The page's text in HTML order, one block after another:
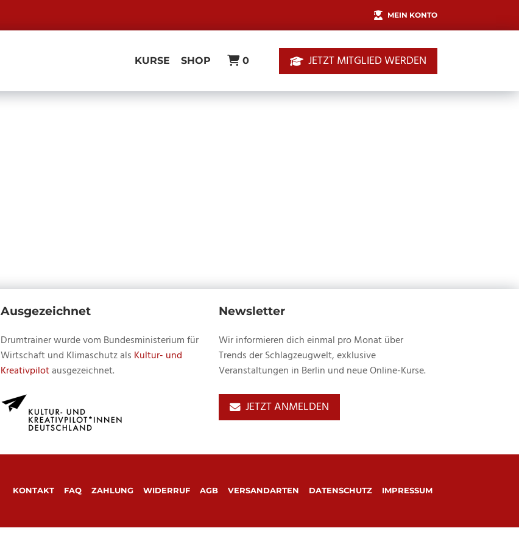
MEIN KONTO
KURSE SHOP 0 JETZT MITGLIED WERDEN
Ausgezeichnet
Drumtrainer wurde vom Bundesministerium für
Wirtschaft und Klimaschutz als Kultur- und
Kreativpilotausgezeichnet.
Newsletter
Wir informieren dich einmal pro Monat über
Trends der Schlagzeugwelt, exklusive
Veranstaltungen in Berlin und neue Online-Kurse.
JETZT ANMELDEN
KONTAKT FAQ ZAHLUNG WIDERRUF AGB VERSANDARTEN DATENSCHUTZ IMPRESSUM